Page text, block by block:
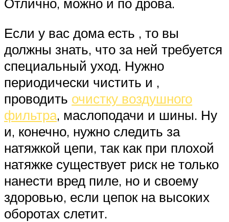
Если у вас дома есть , то вы
должны знать, что за ней требуется
специальный уход. Нужно
периодически чистить и ,
проводить очистку воздушного
фильтра, маслоподачи и шины. Ну
и, конечно, нужно следить за
натяжкой цепи, так как при плохой
натяжке существует риск не только
нанести вред пиле, но и своему
здоровью, если цепок на высоких
оборотах слетит.